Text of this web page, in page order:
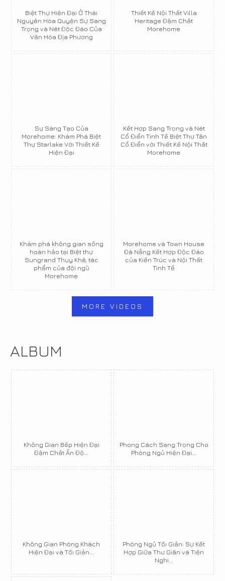
Biệt Thự Hiện Đại Ở Thái
Nguyên Hòa Quyện Sự Sang
Trọng và Nét Độc Đáo Của
Văn Hóa Địa Phương
Thiết Kế Nội Thất Villa
Heritage Đậm Chất
Morehome
Sự Sáng Tạo Của
Morehome: Khám Phá Biệt
Thự Starlake Với Thiết Kế
Hiện Đại
Kết Hợp Sang Trọng và Nét
Cổ Điển Tinh Tế Biệt Thự Tân
Cổ Điển với Thiết Kế Nội Thất
Morehome
Khám phá không gian sống
hoàn hảo tại Biệt thự
Sungrand Thụy Khê, tác
phẩm của đội ngũ
Morehome
Morehome và Town House
Đà Nẵng Kết Hợp Độc Đáo
của Kiến Trúc và Nội Thất
Tinh Tế
MORE VIDEOS
ALBUM
Không Gian Bếp Hiện Đại
Đậm Chất Ấn Độ...
Phong Cách Sang Trọng Cho
Phòng Ngủ Hiện Đại...
Không Gian Phòng Khách
Hiện Đại và Tối Giản...
Phòng Ngủ Tối Giản: Sự Kết
Hợp Giữa Thư Giãn và Tiện
Nghi...